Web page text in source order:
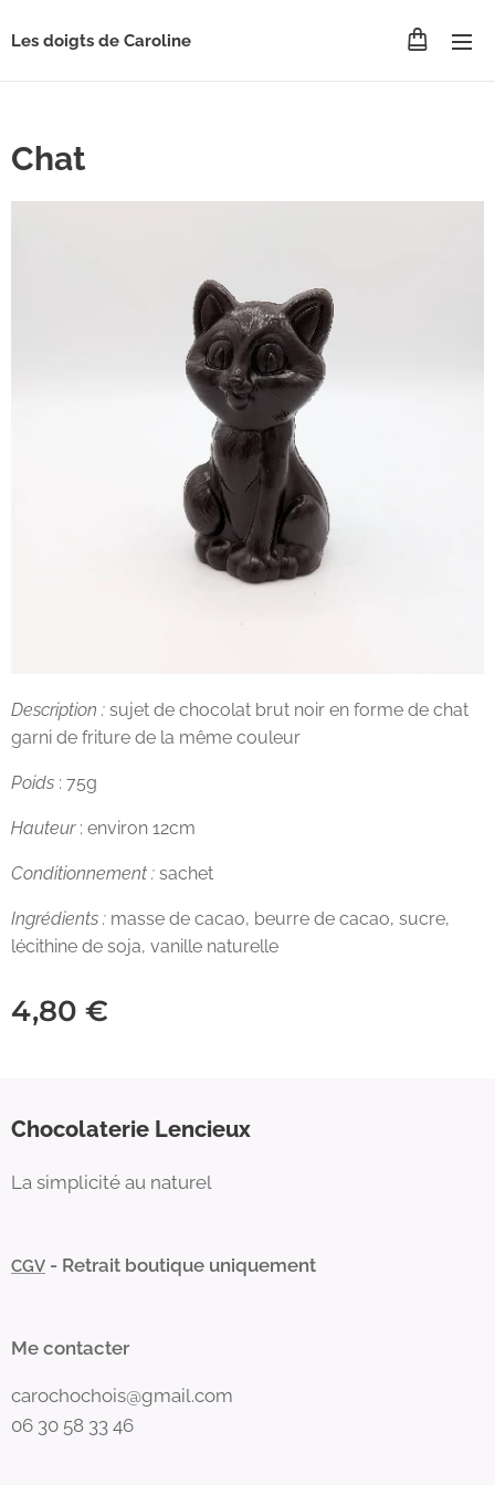
Les doigts de Caroline
Chat
Description : sujet de chocolat brut noir en forme de chat
garni de friture de la même couleur
Poids : 75g
Hauteur : environ 12cm
Conditionnement : sachet
Ingrédients : masse de cacao, beurre de cacao, sucre,
lécithine de soja, vanille naturelle
4,80 €
Chocolaterie Lencieux
La simplicité au naturel
CGV - Retrait boutique uniquement
Me contacter
carochochois@gmail.com
06 30 58 33 46